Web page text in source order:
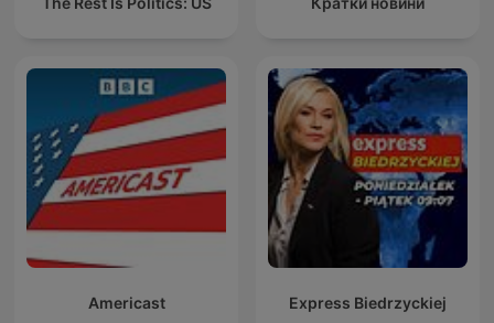
Americast Express Biedrzyckiej